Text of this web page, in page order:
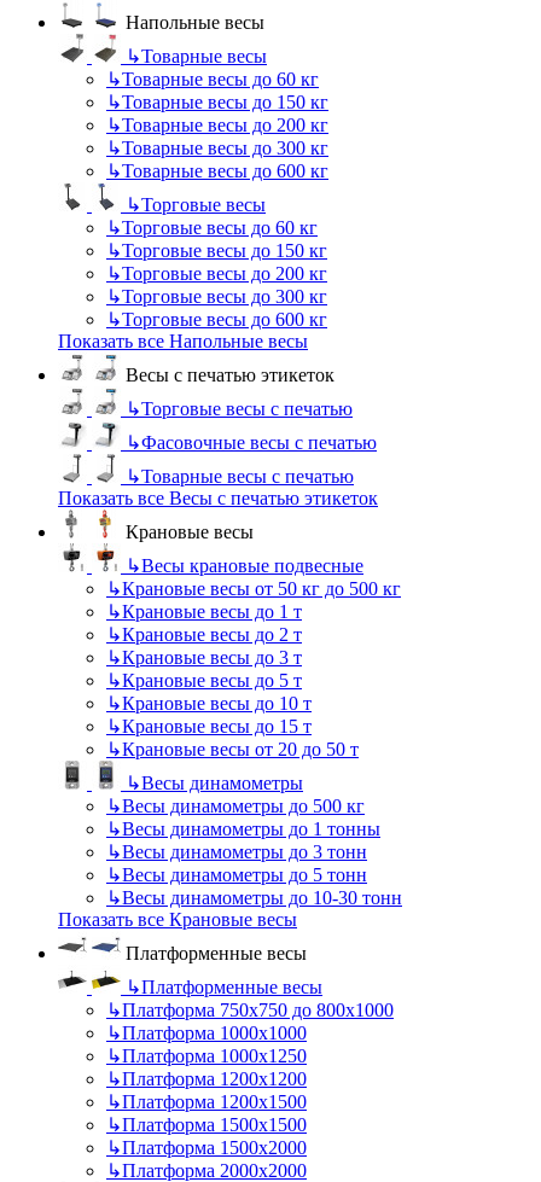
Напольные весы
↳Товарные весы
↳Товарные весы до 60 кг
↳Товарные весы до 150 кг
↳Товарные весы до 200 кг
↳Товарные весы до 300 кг
↳Товарные весы до 600 кг
↳Торговые весы
↳Торговые весы до 60 кг
↳Торговые весы до 150 кг
↳Торговые весы до 200 кг
↳Торговые весы до 300 кг
↳Торговые весы до 600 кг
Показать все Напольные весы
Весы с печатью этикеток
↳Торговые весы с печатью
↳Фасовочные весы с печатью
↳Товарные весы с печатью
Показать все Весы с печатью этикеток
Крановые весы
↳Весы крановые подвесные
↳Крановые весы от 50 кг до 500 кг
↳Крановые весы до 1 т
↳Крановые весы до 2 т
↳Крановые весы до 3 т
↳Крановые весы до 5 т
↳Крановые весы до 10 т
↳Крановые весы до 15 т
↳Крановые весы от 20 до 50 т
↳Весы динамометры
↳Весы динамометры до 500 кг
↳Весы динамометры до 1 тонны
↳Весы динамометры до 3 тонн
↳Весы динамометры до 5 тонн
↳Весы динамометры до 10-30 тонн
Показать все Крановые весы
Платформенные весы
↳Платформенные весы
↳Платформа 750х750 до 800х1000
↳Платформа 1000х1000
↳Платформа 1000х1250
↳Платформа 1200х1200
↳Платформа 1200х1500
↳Платформа 1500х1500
↳Платформа 1500х2000
↳Платформа 2000х2000